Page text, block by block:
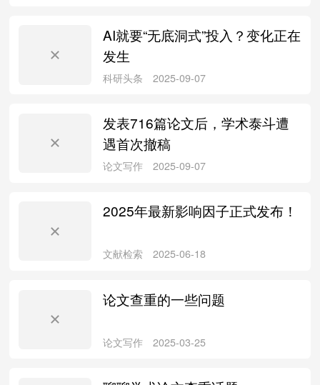
科研头条 2025-09-07
AI就要“无底洞式”投入？变化正在
发生
发表716篇论文后，学术泰斗遭
遇首次撤稿
2025年最新影响因子正式发布！
论文查重的一些问题